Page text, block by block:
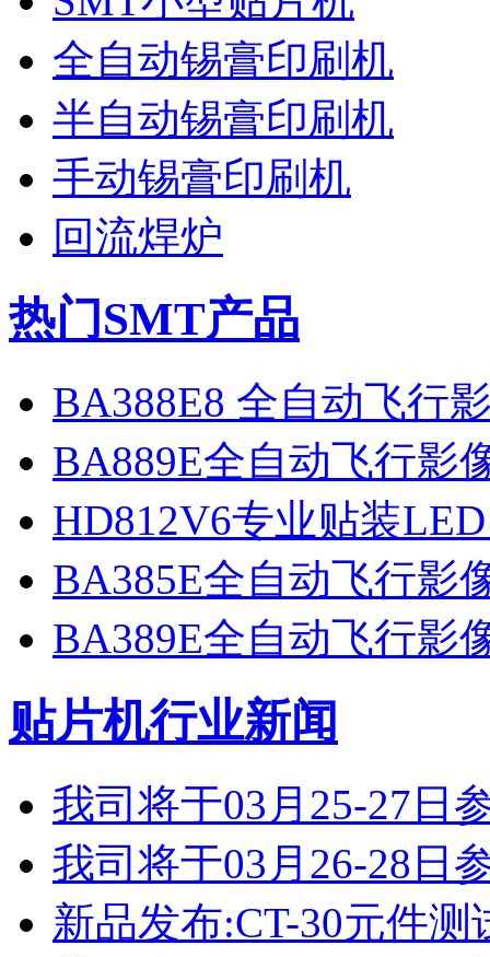
全自动锡膏印刷机
半自动锡膏印刷机
手动锡膏印刷机
回流焊炉
热门SMT产品
BA388E8 全自动飞行
BA889E全自动飞行影
HD812V6专业贴装
BA385E全自动飞行影
BA389E全自动飞行影
贴片机行业新闻
我司将于03月25-27日
我司将于03月26-28日
新品发布:CT-30元件测